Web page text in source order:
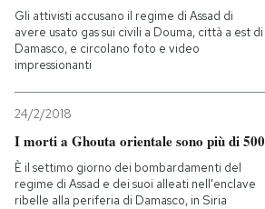
Gli attivisti accusano il regime di Assad di
avere usato gas sui civili a Douma, città a est di
Damasco, e circolano foto e video
impressionanti
24/2/2018
I morti a Ghouta orientale sono più di 500
È il settimo giorno dei bombardamenti del
regime di Assad e dei suoi alleati nell'enclave
ribelle alla periferia di Damasco, in Siria